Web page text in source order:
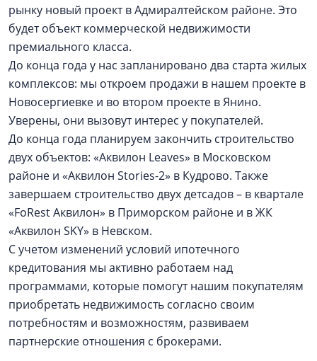
рынку новый проект в Адмиралтейском районе. Это
будет объект коммерческой недвижимости
премиального класса.
До конца года у нас запланировано два старта жилых
комплексов: мы откроем продажи в нашем проекте в
Новосергиевке и во втором проекте в Янино.
Уверены, они вызовут интерес у покупателей.
До конца года планируем закончить строительство
двух объектов: «Аквилон Leaves» в Московском
районе и «Аквилон Stories-2» в Кудрово. Также
завершаем строительство двух детсадов – в квартале
«FoRest Аквилон» в Приморском районе и в ЖК
«Аквилон SKY» в Невском.
С учетом изменений условий ипотечного
кредитования мы активно работаем над
программами, которые помогут нашим покупателям
приобретать недвижимость согласно своим
потребностям и возможностям, развиваем
партнерские отношения с брокерами.